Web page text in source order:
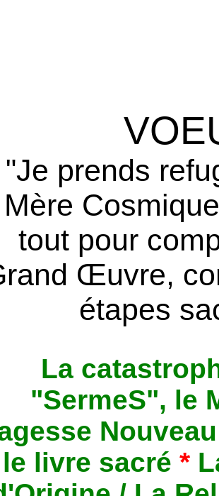
"Je prends
Mère Cosmique
tout pour
Œuvre,
étapes
La
"SermeS", le
le livre sacré *